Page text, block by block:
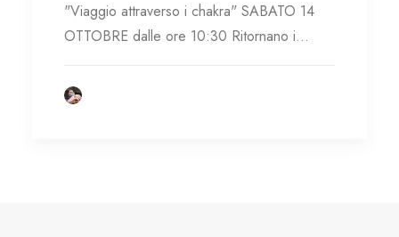
"Viaggio attraverso i chakra" SABATO 14
OTTOBRE dalle ore 10:30 Ritornano i…